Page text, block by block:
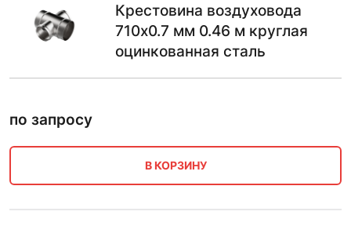
Крестовина воздуховода
710х0.7 мм 0.46 м круглая
оцинкованная сталь
по запросу
В КОРЗИНУ